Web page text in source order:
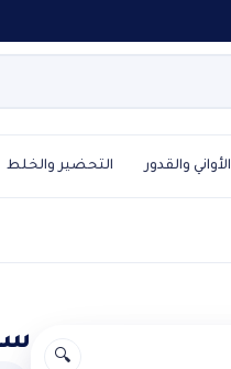
الأواني والقدور التحضير والخلط
🔍